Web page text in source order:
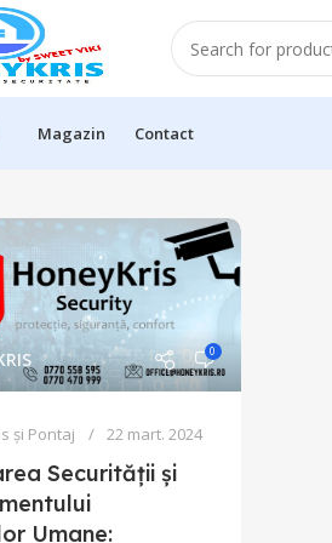
Magazin Contact
0
și Pontaj 22 mart. 2024
Securității și
Umane: